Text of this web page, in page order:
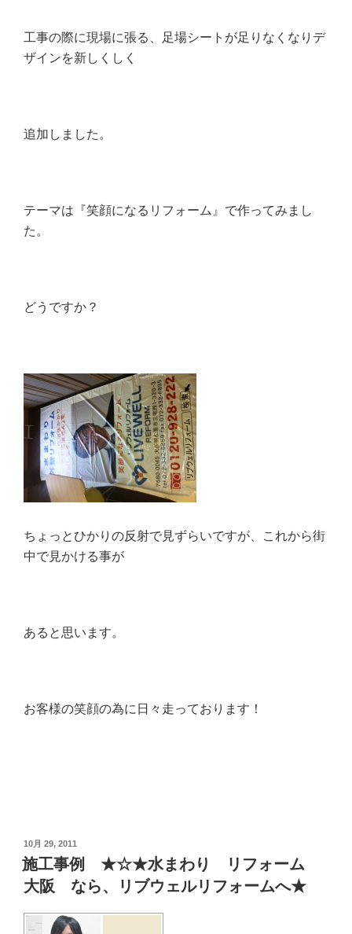
工事の際に現場に張る、足場シートが足りなくなりデ
ザインを新しくしく
追加しました。
テーマは『笑顔になるリフォーム』で作ってみまし
た。
どうですか？
ちょっとひかりの反射で見ずらいですが、これから街
中で見かける事が
あると思います。
お客様の笑顔の為に日々走っております！
投
稿
日:
10月 29, 2011
施工事例 ★☆★水まわり リフォーム
大阪 なら、リブウェルリフォームへ★